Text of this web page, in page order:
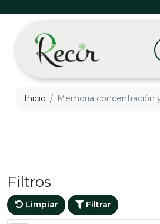
Inicio Memoria concentración
Filtros
Limpiar Filtrar